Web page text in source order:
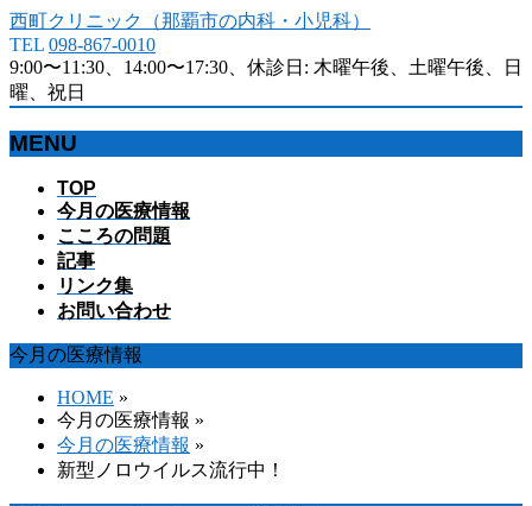
西町クリニック（那覇市の内科・小児科）
TEL 098-867-0010
9:00〜11:30、14:00〜17:30、休診日: 木曜午後、土曜午後、日
曜、祝日
MENU
ば
す
TOP
今月の医療情報
こころの問題
記事
リンク集
お問い合わせ
今月の医療情報
HOME »
今月の医療情報 »
今月の医療情報 »
新型ノロウイルス流行中！